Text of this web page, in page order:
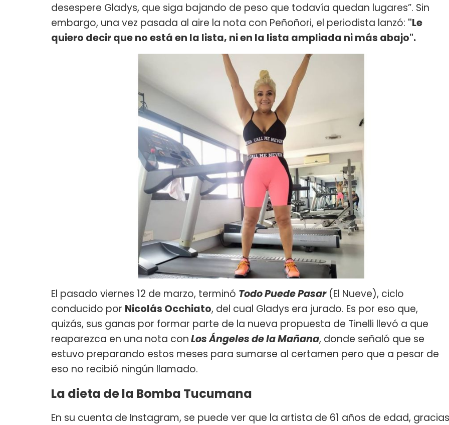
desespere Gladys, que siga bajando de peso que todavía quedan lugares”. Sin
embargo, una vez pasada al aire la nota con Peñoñori, el periodista lanzó: "Le
quiero decir que no está en la lista, ni en la lista ampliada ni más abajo".
El pasado viernes 12 de marzo, terminó Todo Puede Pasar(El Nueve), ciclo
conducido por Nicolás Occhiato, del cual Gladys era jurado. Es por eso que,
quizás, sus ganas por formar parte de la nueva propuesta de Tinelli llevó a que
reaparezca en una nota conLos Ángeles de la Mañana, donde señaló que se
estuvo preparando estos meses para sumarse al certamen pero que a pesar de
eso no recibió ningún llamado.
La dieta de la Bomba Tucumana
En su cuenta de Instagram, se puede ver que la artista de 61 años de edad, gracias